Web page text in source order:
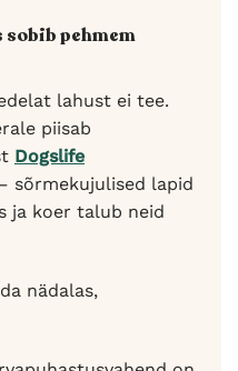
sobib pehmem
lahust ei tee.
piisab
Dogslife
sõrmekujulised lapid
ja koer talub neid
nädalas,